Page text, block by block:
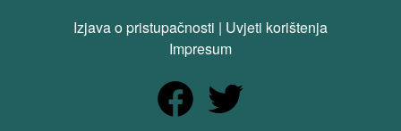
Izjava o pristupačnosti | Uvjeti korištenja
Impresum